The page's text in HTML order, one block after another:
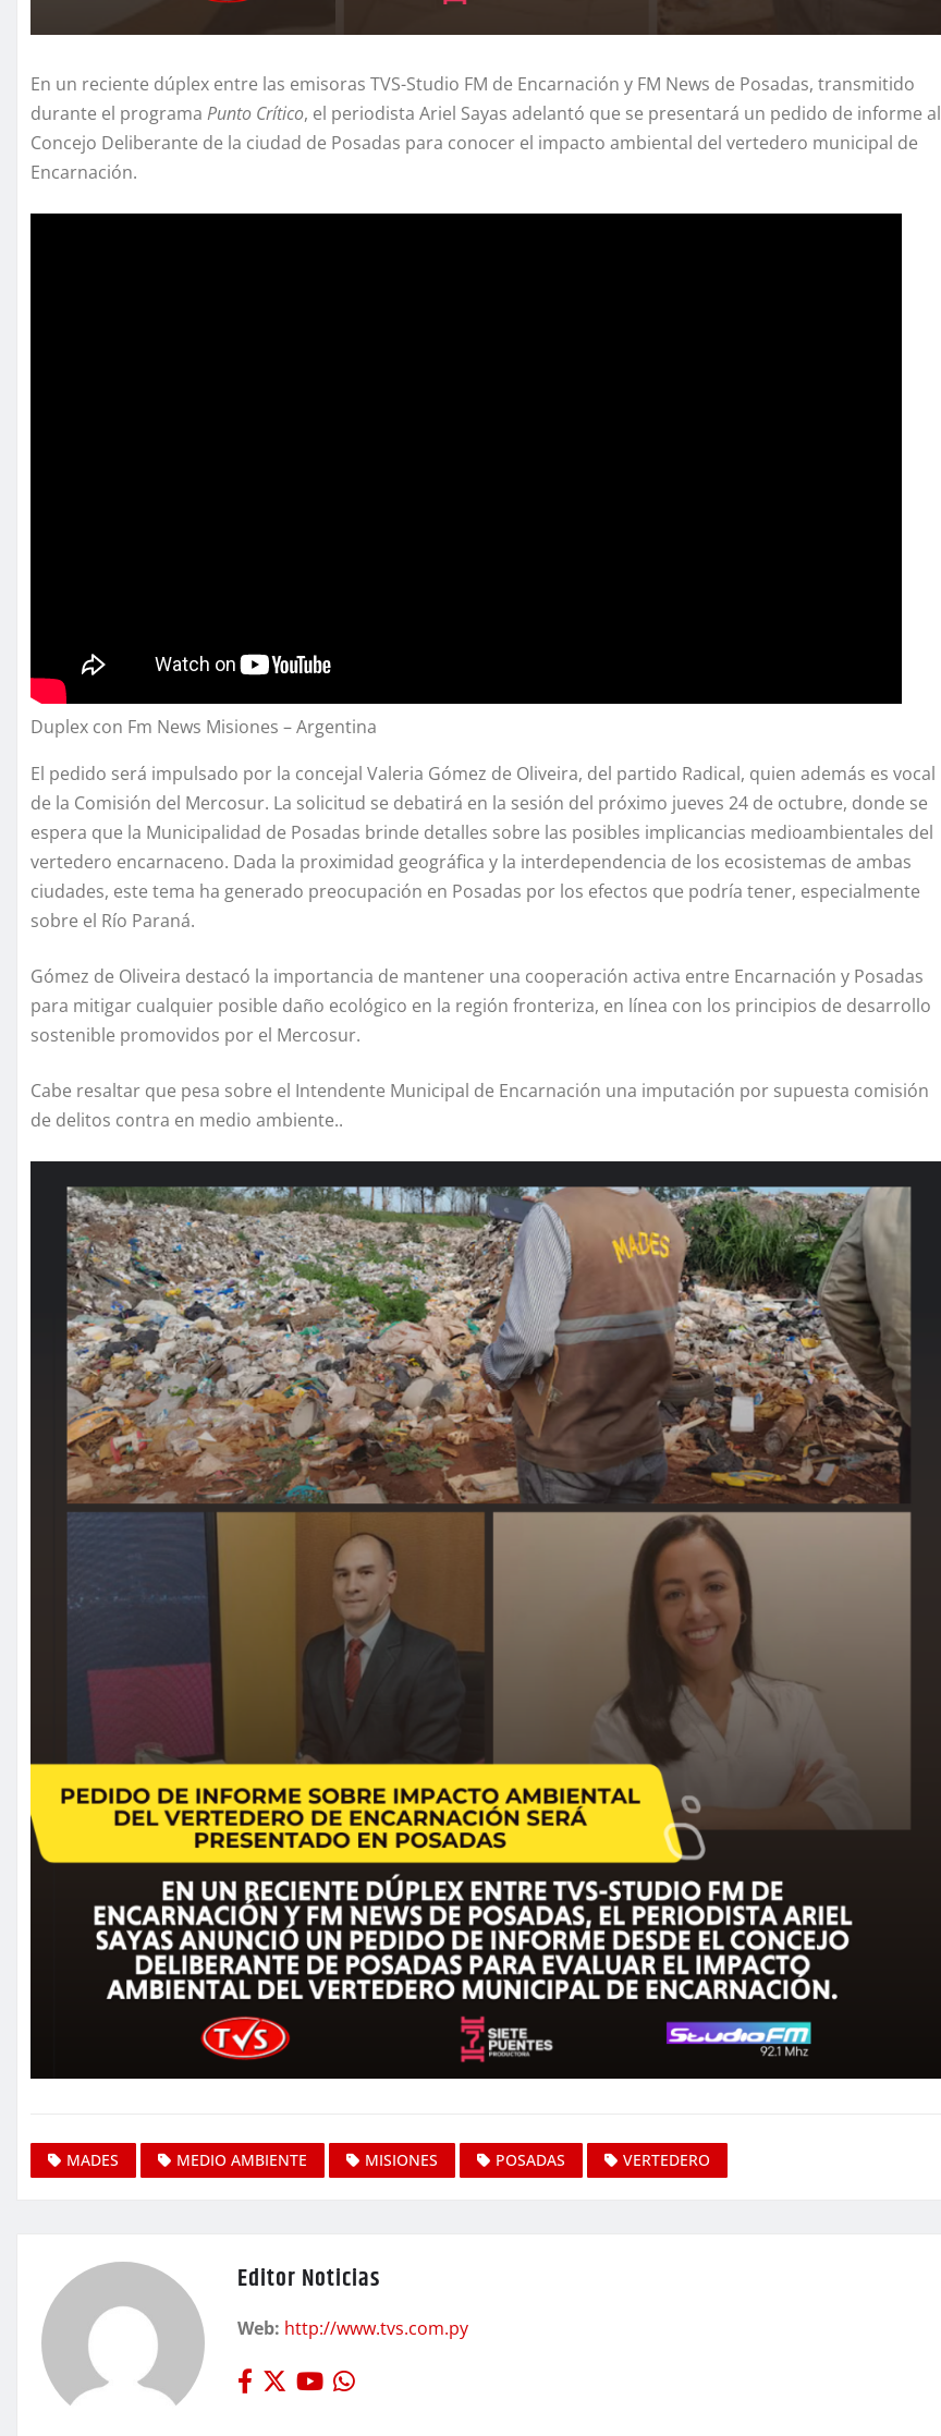
En un reciente dúplex entre las emisoras TVS-Studio FM de Encarnación y FM News de Posadas, transmitido
durante el programa Punto Crítico, el periodista Ariel Sayas adelantó que se presentará un pedido de informe al
Concejo Deliberante de la ciudad de Posadas para conocer el impacto ambiental del vertedero municipal de
Encarnación.
Duplex con Fm News Misiones – Argentina
El pedido será impulsado por la concejal Valeria Gómez de Oliveira, del partido Radical, quien además es vocal
de la Comisión del Mercosur. La solicitud se debatirá en la sesión del próximo jueves 24 de octubre, donde se
espera que la Municipalidad de Posadas brinde detalles sobre las posibles implicancias medioambientales del
vertedero encarnaceno. Dada la proximidad geográfica y la interdependencia de los ecosistemas de ambas
ciudades, este tema ha generado preocupación en Posadas por los efectos que podría tener, especialmente
sobre el Río Paraná.
Gómez de Oliveira destacó la importancia de mantener una cooperación activa entre Encarnación y Posadas
para mitigar cualquier posible daño ecológico en la región fronteriza, en línea con los principios de desarrollo
sostenible promovidos por el Mercosur.
Cabe resaltar que pesa sobre el Intendente Municipal de Encarnación una imputación por supuesta comisión
de delitos contra en medio ambiente..
MADES MEDIO AMBIENTE MISIONES POSADAS VERTEDERO
Editor Noticias
Web: http://www.tvs.com.py